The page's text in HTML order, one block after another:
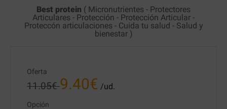
Best protein ( Micronutrientes - Protectores
Articulares - Protección - Protección Articular -
Proteccón articulaciones - Cuida tu salud - Salud y
bienestar)
Oferta
11.05€ 9.40€ /ud.
Opción